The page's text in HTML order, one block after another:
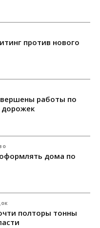
против нового
работы по
дома по
полторы тонны